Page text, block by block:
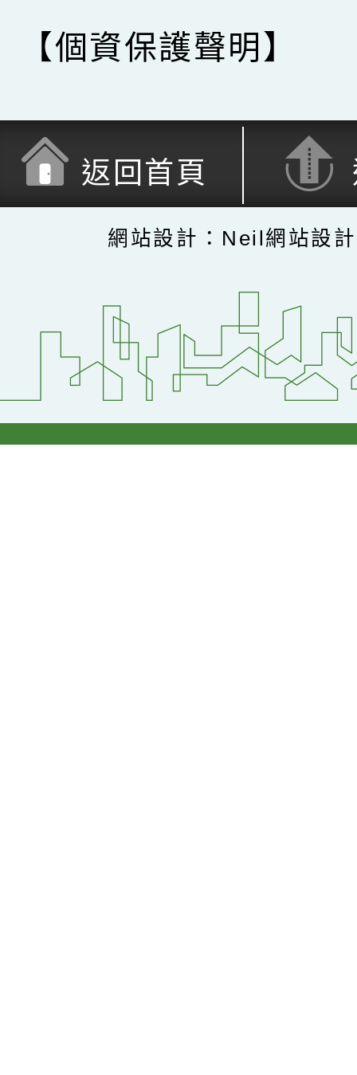
【個資保護聲明】
返回首頁
網站設計：Neil網站設